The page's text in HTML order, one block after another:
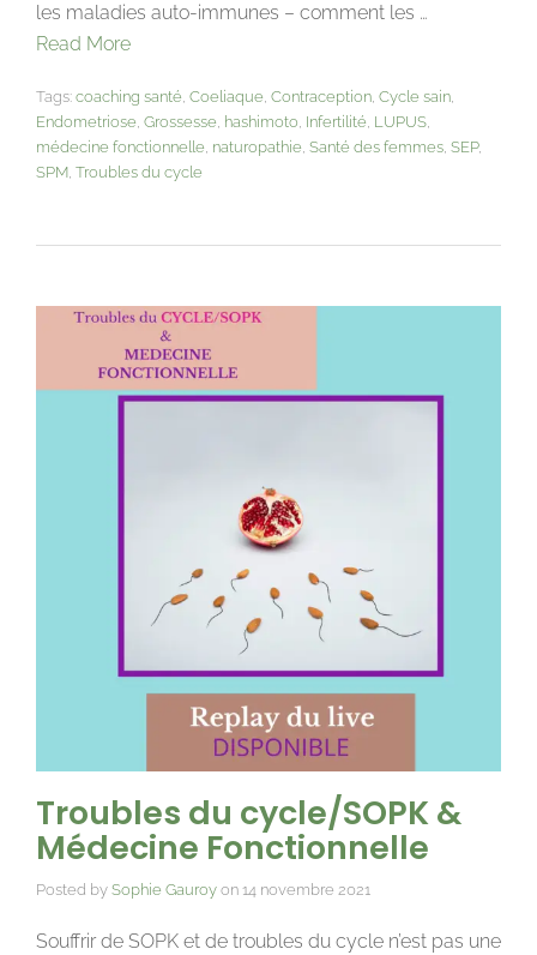
les maladies auto-immunes – comment les …
Read More
Tags: coaching santé, Coeliaque, Contraception, Cycle sain,
Endometriose, Grossesse, hashimoto, Infertilité, LUPUS,
médecine fonctionnelle, naturopathie, Santé des femmes, SEP,
SPM, Troubles du cycle
Troubles du cycle/SOPK &
Médecine Fonctionnelle
Posted by Sophie Gauroy on 14 novembre 2021
Souffrir de SOPK et de troubles du cycle n’est pas une